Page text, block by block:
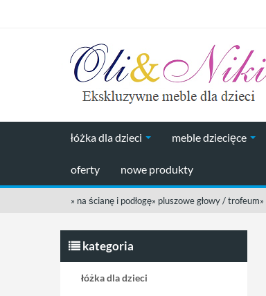
łóżka dla dzieci meble dziecięce
oferty nowe produkty
» na ścianę i podłogę» pluszowe głowy / trofeum»
kategoria
łóżka dla dzieci